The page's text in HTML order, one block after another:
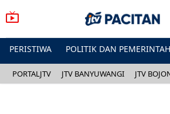
PERISTIWA POLITIK DAN
PORTALJTV JTV BANYUWANGI JTV